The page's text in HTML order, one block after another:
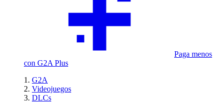
Paga menos
con G2A Plus
G2A
Videojuegos
DLCs